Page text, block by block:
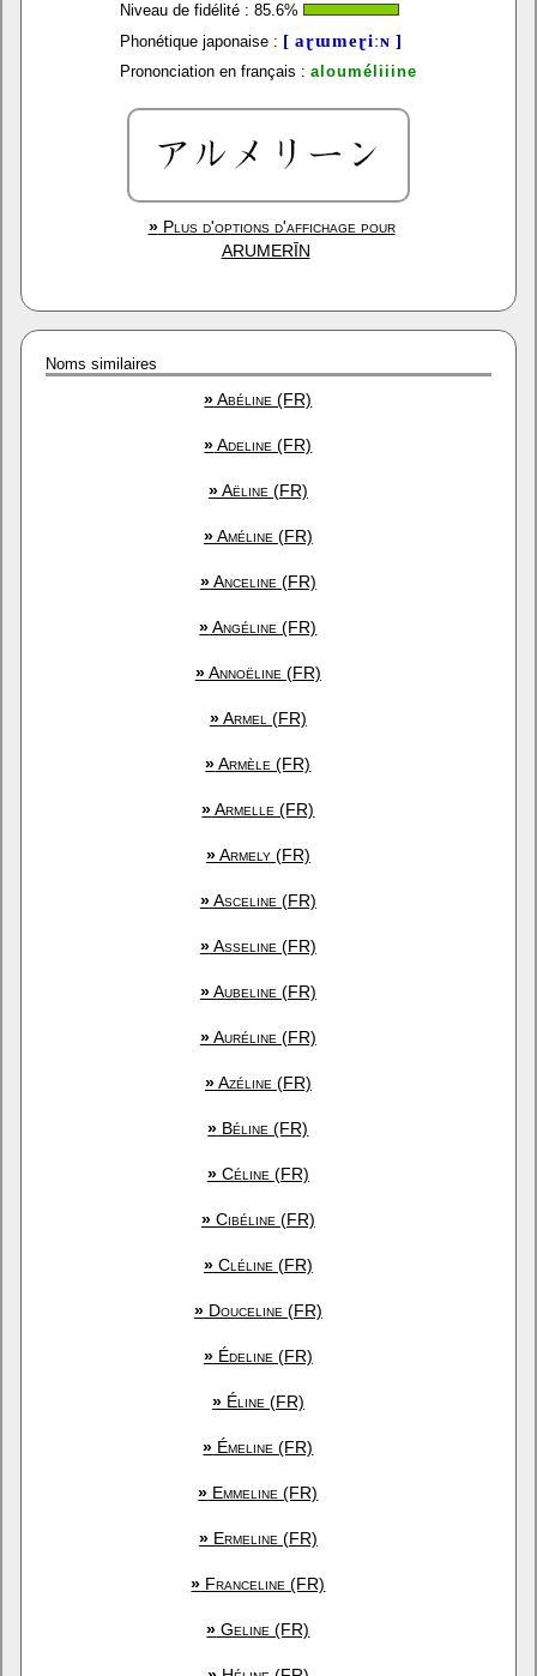
Niveau de fidélité : 85.6%
Phonétique japonaise : [ aɽɯmeɽiːɴ ]
Prononciation en français : alouméliiine
»Plus d'options d'affichage pour
ARUMERĪN
Noms similaires
»Abéline (FR)
»Adeline (FR)
»Aëline (FR)
»Améline (FR)
»Anceline (FR)
»Angéline (FR)
»Annoëline (FR)
»Armel (FR)
»Armèle (FR)
»Armelle (FR)
»Armely (FR)
»Asceline (FR)
»Asseline (FR)
»Aubeline (FR)
»Auréline (FR)
»Azéline (FR)
» Béline (FR)
»Céline (FR)
»Cibéline (FR)
»Cléline (FR)
»Douceline (FR)
»Édeline (FR)
»Éline (FR)
» Émeline (FR)
» Emmeline (FR)
»Ermeline (FR)
» Franceline (FR)
» Geline (FR)